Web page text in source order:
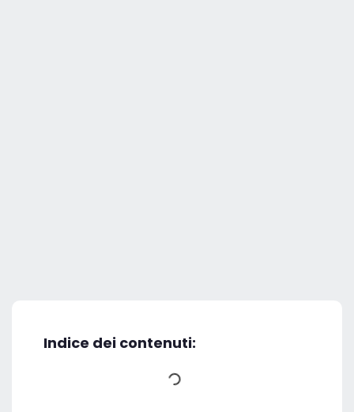
Indice dei contenuti: